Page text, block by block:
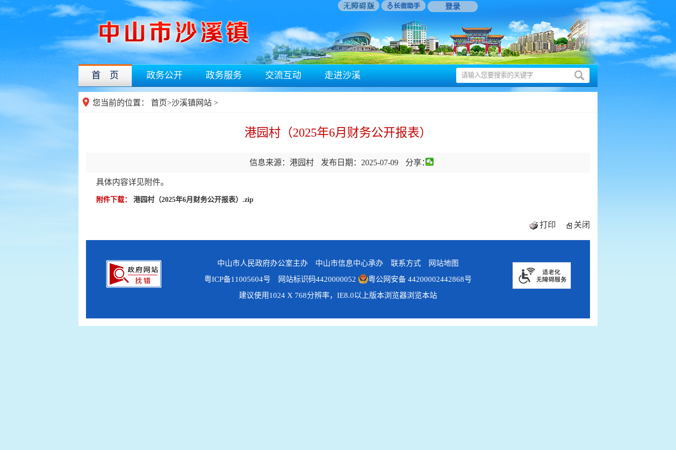
登录
首 页 政务公开 政务服务 交流互动 走进沙溪
您当前的位置： 首页>沙溪镇网站 >
港园村（2025年6月财务公开报表）
信息来源：港园村 发布日期：2025-07-09 分享：
具体内容详见附件。
附件下载： 港园村（2025年6月财务公开报表）.zip
打印 关闭
中山市人民政府办公室主办 中山市信息中心承办 联系方式
网站地图
粤ICP备11005604号 网站标识码4420000052
粤公网安备 44200002442868号
建议使用1024 X 768分辨率，IE8.0以上版本浏览器浏览本站